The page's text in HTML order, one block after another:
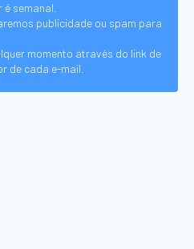
semanal.
publicidade ou spam para
momento através do link de
de cada e-mail.